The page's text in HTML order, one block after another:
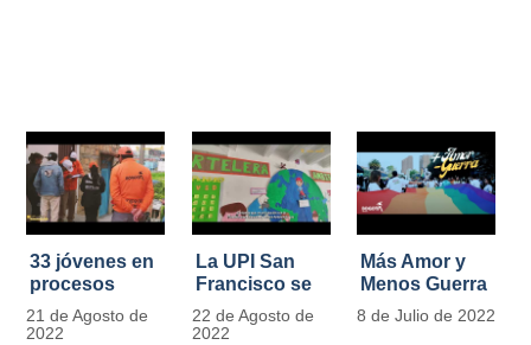
33 jóvenes en
procesos
legales por
tensiones con
21 de Agosto de
2022
La UPI San
Francisco se
llena de color
y vida con la
22 de Agosto de
2022
Más Amor y
Menos Guerra
8 de Julio de 2022